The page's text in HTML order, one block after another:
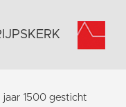
1500 gesticht